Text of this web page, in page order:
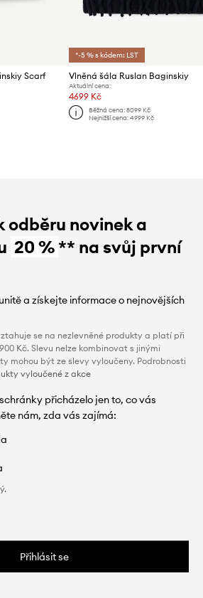
Scarf
*-5 % s kódem: LST
Vlněná šála Ruslan Baginskiy
Aktuální cena:
4699 Kč
Běžná cena: 8099 Kč
Nejnižší cena: 4999 Kč
odběru novinek a
20 %** na svůj první
a získejte informace o nejnovějších
se na nezlevněné produkty a platí při
Kč. Slevu nelze kombinovat s jinými
mohou být ze slevy vyloučeny. Podrobnosti
vyloučené z akce
přicházelo jen to, co vás
nám, zda vás zajímá:
Přihlásit se